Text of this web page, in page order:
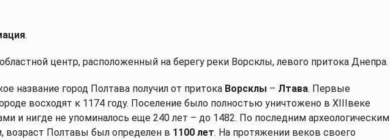
.
центр, расположенный на берегу реки Ворсклы, левого притока Днепра.
название город Полтава получил от притока Ворсклы – Лтава. Первые
восходят к 1174 году. Поселение было полностью уничтожено в XIIIвеке
и нигде не упоминалось еще 240 лет – до 1482. По последним археологическим
возраст Полтавы был определен в 1100 лет. На протяжении веков своего